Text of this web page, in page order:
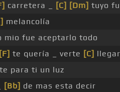
carretera _ [C] [Dm] tuyo
melancolía
mio fue aceptarlo todo
[F] te quería _ verte [C]
para ti un luz
[Bb] de mas esta decir